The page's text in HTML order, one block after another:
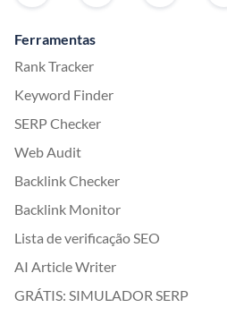
Ferramentas
Rank Tracker
Keyword Finder
SERP Checker
Web Audit
Backlink Checker
Backlink Monitor
Lista de verificação SEO
AI Article Writer
GRÁTIS: SIMULADOR SERP